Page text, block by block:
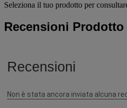
Seleziona il tuo prodotto per
Recensioni Prodotto